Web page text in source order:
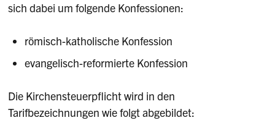
sich dabei um folgende Konfessionen:
römisch-katholische Konfession
evangelisch-reformierte Konfession
Die Kirchensteuerpflicht wird in den
Tarifbezeichnungen wie folgt abgebildet: